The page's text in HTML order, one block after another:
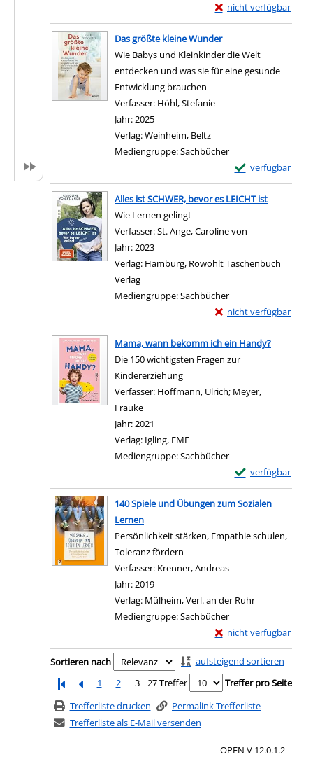
nicht verfügbar
Exemplar-Details von
Zum Download von
Das größte kleine Wunder
Wie Babys und Kleinkinder die Welt
entdecken und was sie für eine gesunde
Entwicklung brauchen
Verfasser: Höhl, Stefanie
Jahr:2025
Verlag:Weinheim, Beltz
Mediengruppe:Sachbücher
verfügbar
Exemplar-Details
Zum Download
Alles ist SCHWER, bevor es LEICHT ist
Wie Lernen gelingt
Verfasser:St. Ange, Caroline von
Jahr:2023
Verlag: Hamburg, Rowohlt Taschenbuch
Verlag
Mediengruppe:Sachbücher
nicht verfügbar
Exemplar-Details von
Zum Download von
Mama, wann bekomm ich ein Handy?
Die 150 wichtigsten Fragen zur
Kindererziehung
Verfasser: Hoffmann, Ulrich; Meyer,
Frauke
Jahr:2021
Verlag: Igling, EMF
Mediengruppe:Sachbücher
verfügbar
Exemplar-
Zum Download
140 Spiele und Übungen zum Sozialen
Lernen
Persönlichkeit stärken, Empathie schulen,
Toleranz fördern
Verfasser: Krenner, Andreas
Jahr:2019
Verlag: Mülheim, Verl. an der Ruhr
Mediengruppe:Sachbücher
nicht verfügbar
Exemplar-Details von
Zum Download von
Zu den Suchfiltern springen
Sortieren nach
aufsteigend sortieren
1
2 3 27 Treffer
Treffer pro Seite
Trefferliste drucken
Permalink Trefferliste
Trefferliste als E-Mail versenden
OPEN V 12.0.1.2